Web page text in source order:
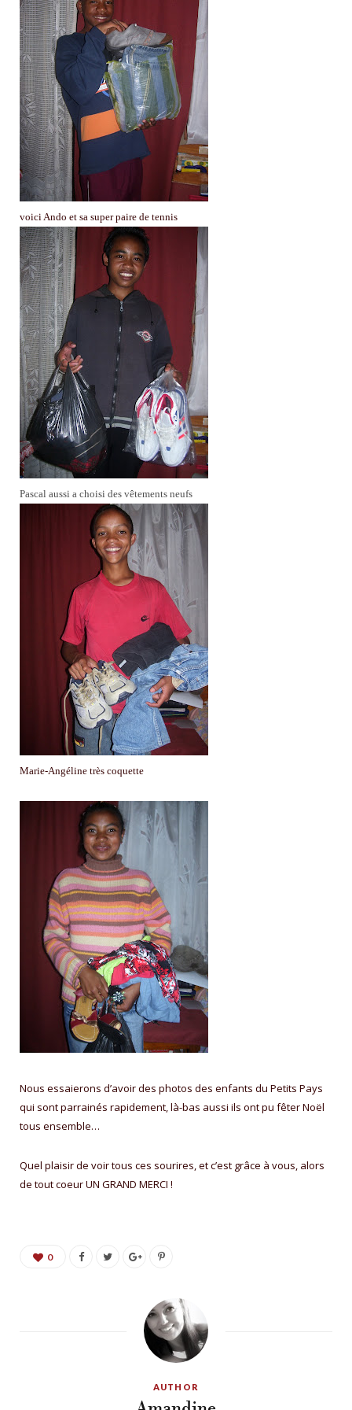
voici Ando et sa super paire de tennis
Pascal aussi a choisi des vêtements neufs
Marie-Angéline très coquette
Nous essaierons d’avoir des photos des enfants du Petits Pays
qui sont parrainés rapidement, là-bas aussi ils ont pu fêter Noël
tous ensemble…
Quel plaisir de voir tous ces sourires, et c’est grâce à vous, alors
de tout coeur UN GRAND MERCI !
0
AUTHOR